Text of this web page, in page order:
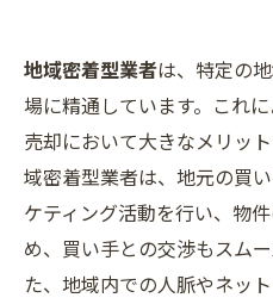
地域密着型業者は、特定の
場に精通しています。これ
売却において大きなメリッ
域密着型業者は、地元の買
ケティング活動を行い、物
め、買い手との交渉もスム
た、地域内での人脈やネッ